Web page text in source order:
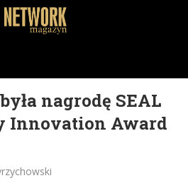
nagrodę SEAL
Innovation Award